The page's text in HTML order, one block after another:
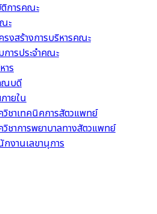
การคณะ
ะ
งสร้างการบริหารคณะ
ารประจำคณะ
าร
ณบดี
ายใน
วิชาเทคนิคการสัตวแพทย์
วิชาการพยาบาลทางสัตวแพทย์
กงานเลขานุการ